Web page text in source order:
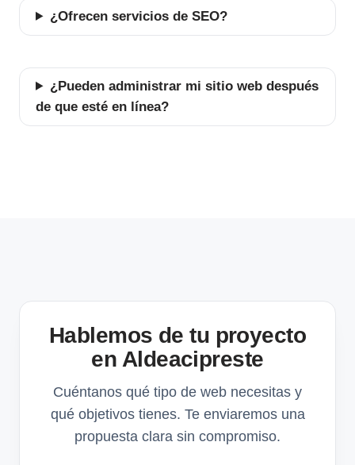
¿Ofrecen servicios de SEO?
¿Pueden administrar mi sitio web después
de que esté en línea?
Hablemos de tu proyecto
en Aldeacipreste
Cuéntanos qué tipo de web necesitas y
qué objetivos tienes. Te enviaremos una
propuesta clara sin compromiso.